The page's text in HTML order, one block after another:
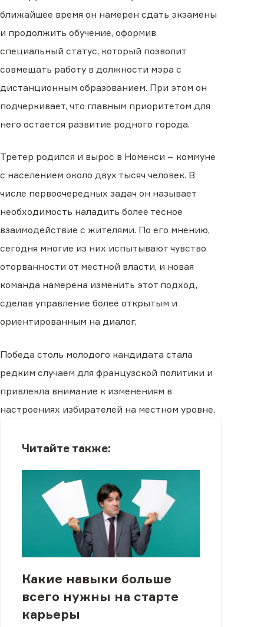
ближайшее время он намерен сдать экзамены
и продолжить обучение, оформив
специальный статус, который позволит
совмещать работу в должности мэра с
дистанционным образованием. При этом он
подчеркивает, что главным приоритетом для
него остается развитие родного города.
Третер родился и вырос в Номекси − коммуне
с населением около двух тысяч человек. В
числе первоочередных задач он называет
необходимость наладить более тесное
взаимодействие с жителями. По его мнению,
сегодня многие из них испытывают чувство
оторванности от местной власти, и новая
команда намерена изменить этот подход,
сделав управление более открытым и
ориентированным на диалог.
Победа столь молодого кандидата стала
редким случаем для французской политики и
привлекла внимание к изменениям в
настроениях избирателей на местном уровне.
Читайте также:
Какие навыки больше
всего нужны на старте
карьеры